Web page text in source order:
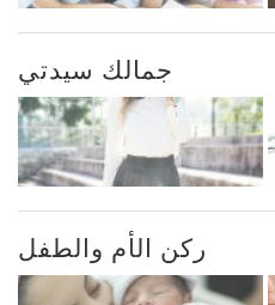
جمالك سيدتي
ركن الأم والطفل